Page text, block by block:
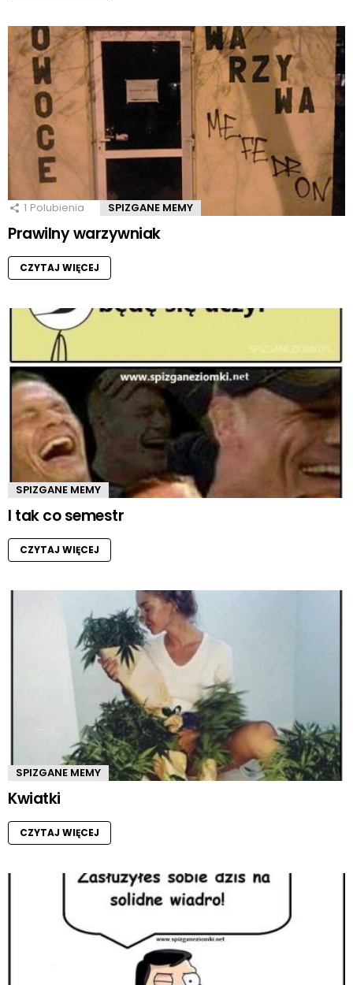
1 Polubienia SPIZGANE MEMY
Prawilny warzywniak
CZYTAJ WIĘCEJ
SPIZGANE MEMY
I tak co semestr
CZYTAJ WIĘCEJ
SPIZGANE MEMY
Kwiatki
CZYTAJ WIĘCEJ